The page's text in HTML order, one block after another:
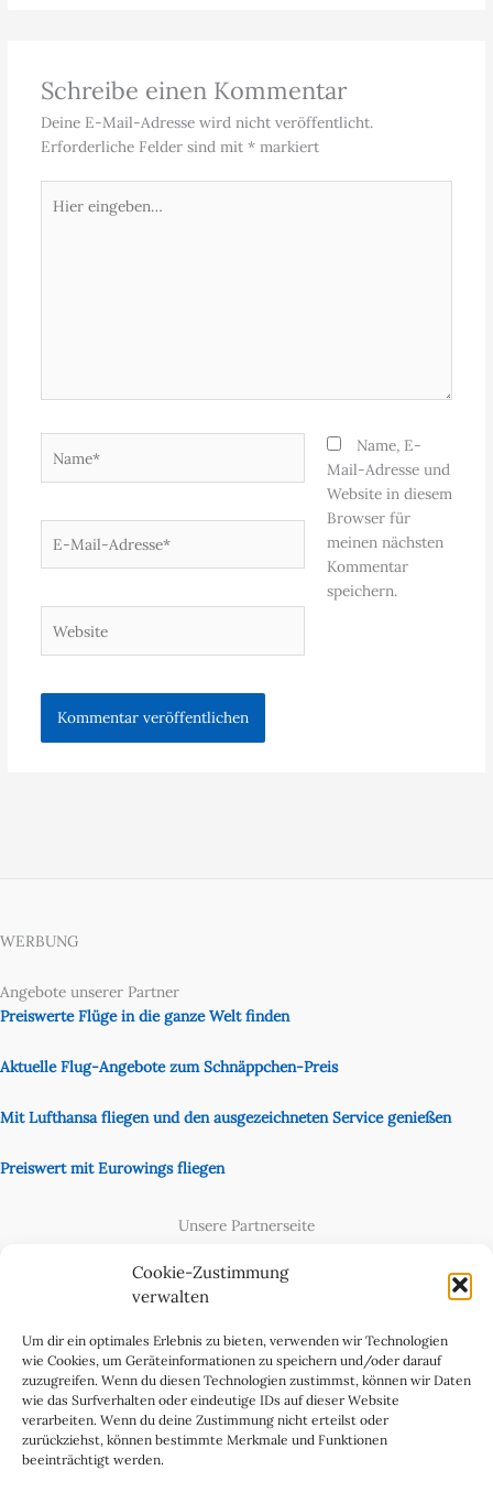
Cookie-Zustimmung
verwalten
Um dir ein optimales Erlebnis zu bieten, verwenden wir Technologien
wie Cookies, um Geräteinformationen zu speichern und/oder darauf
zuzugreifen. Wenn du diesen Technologien zustimmst, können wir Daten
wie das Surfverhalten oder eindeutige IDs auf dieser Website
verarbeiten. Wenn du deine Zustimmung nicht erteilst oder
zurückziehst, können bestimmte Merkmale und Funktionen
beeinträchtigt werden.
Schreibe einen Kommentar
Deine E-Mail-Adresse wird nicht veröffentlicht.
Erforderliche Felder sind mit *markiert
eingeben…
Mail-
Name, E-
Mail-Adresse und
Website in diesem
Browser für
meinen nächsten
Kommentar
speichern.
WERBUNG
Angebote unserer Partner
Preiswerte Flüge in die ganze Welt finden
Aktuelle Flug-Angebote zum Schnäppchen-Preis
Mit Lufthansa fliegen und den ausgezeichneten Service genießen
Preiswert mit Eurowings fliegen
Unsere Partnerseite